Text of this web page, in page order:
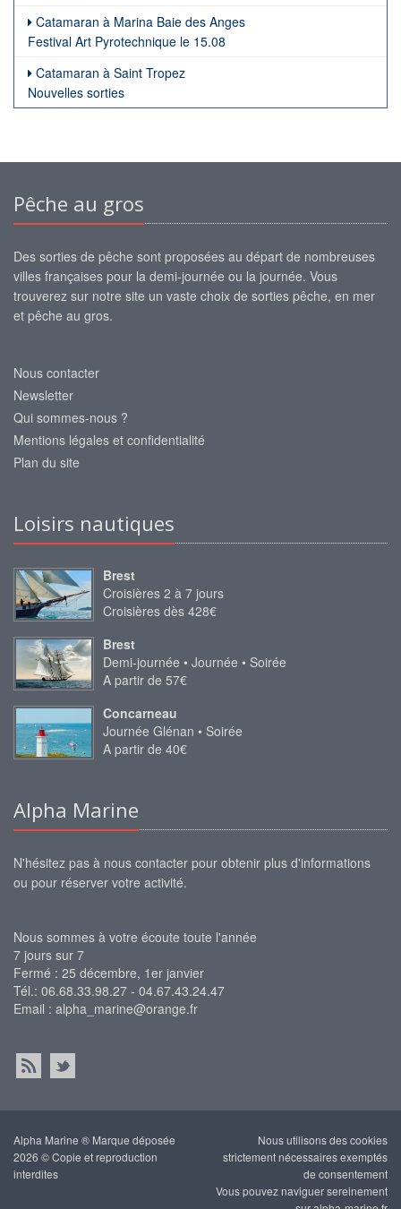
Catamaran à Marina Baie des Anges
Festival Art Pyrotechnique le 15.08
Catamaran à Saint Tropez
Nouvelles sorties
Pêche au gros
Des sorties de pêche sont proposées au départ de nombreuses
villes françaises pour la demi-journée ou la journée. Vous
trouverez sur notre site un vaste choix de sorties pêche, en mer
et pêche au gros.
Nous contacter
Newsletter
Qui sommes-nous ?
Mentions légales et confidentialité
Plan du site
Loisirs nautiques
Brest
Croisières 2 à 7 jours
Croisières dès 428€
Brest
Demi-journée • Journée • Soirée
A partir de 57€
Concarneau
Journée Glénan • Soirée
A partir de 40€
Alpha Marine
N'hésitez pas à nous contacter pour obtenir plus d'informations
ou pour réserver votre activité.
Nous sommes à votre écoute toute l'année
7 jours sur 7
Fermé : 25 décembre, 1er janvier
Tél.: 06.68.33.98.27 - 04.67.43.24.47
Email : alpha_marine@orange.fr
Alpha Marine ® Marque déposée
2026 © Copie et reproduction
interdites
Nous utilisons des cookies
strictement nécessaires exemptés
de consentement
Vous pouvez naviguer sereinement